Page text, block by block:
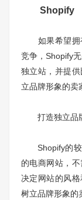
Shopify
如果希望拥有
竞争，Shopify
独立站，并提
立品牌形象的卖
打造独立品
Shopify的较
的电商网站，
决定网站的风
树立品牌形象的